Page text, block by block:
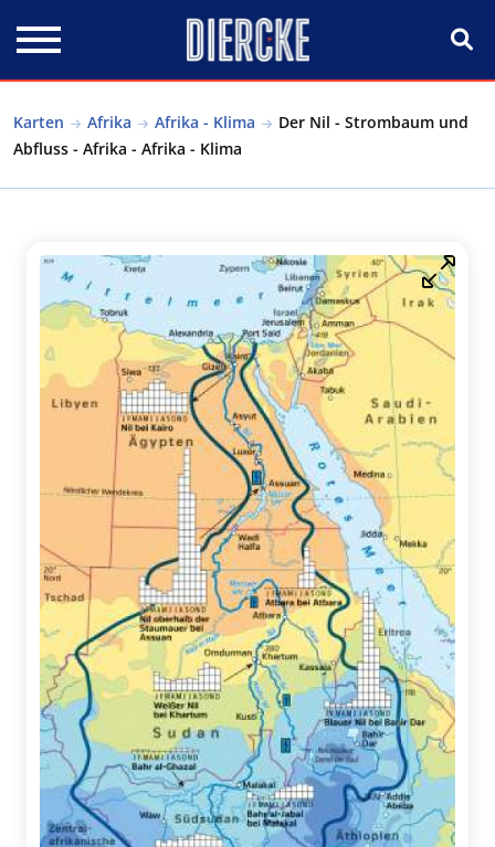
Karten Afrika Afrika - Klima
Der Nil - Strombaum und
Abfluss - Afrika - Afrika - Klima